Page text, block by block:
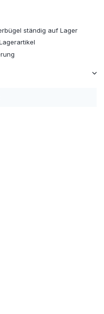
ständig auf Lager